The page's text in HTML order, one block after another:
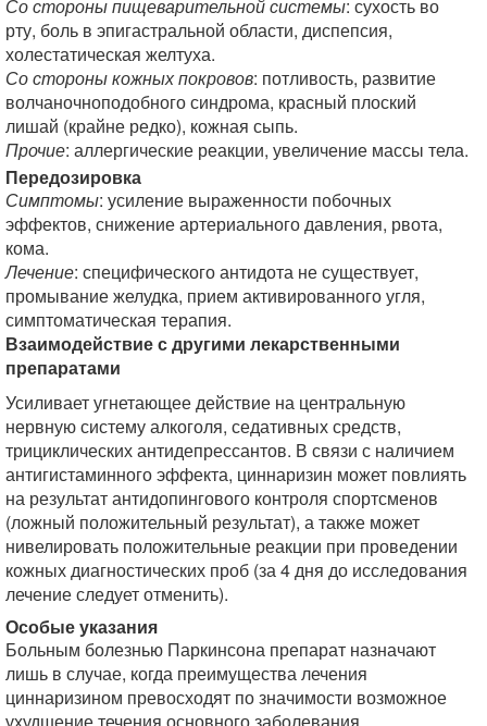
Со стороны пищеварительной системы: сухость во
рту, боль в эпигастральной области, диспепсия,
холестатическая желтуха.
Со стороны кожных покровов: потливость, развитие
волчаночноподобного синдрома, красный плоский
лишай (крайне редко), кожная сыпь.
Прочие: аллергические реакции, увеличение массы тела.
Передозировка
Симптомы: усиление выраженности побочных
эффектов, снижение артериального давления, рвота,
кома.
Лечение: специфического антидота не существует,
промывание желудка, прием активированного угля,
симптоматическая терапия.
Взаимодействие с другими лекарственными
препаратами
Усиливает угнетающее действие на центральную
нервную систему алкоголя, седативных средств,
трициклических антидепрессантов. В связи с наличием
антигистаминного эффекта, циннаризин может повлиять
на результат антидопингового контроля спортсменов
(ложный положительный результат), а также может
нивелировать положительные реакции при проведении
кожных диагностических проб (за 4 дня до исследования
лечение следует отменить).
Особые указания
Больным болезнью Паркинсона препарат назначают
лишь в случае, когда преимущества лечения
циннаризином превосходят по значимости возможное